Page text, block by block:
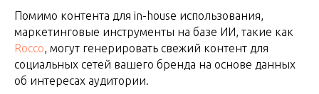
Помимо контента для in-house использования,
маркетинговые инструменты на базе ИИ, такие как
Rocco, могут генерировать свежий контент для
социальных сетей вашего бренда на основе данных
об интересах аудитории.